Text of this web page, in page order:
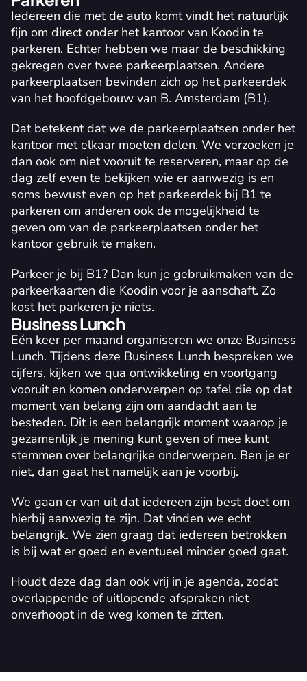
Iedereen die met de auto komt vindt het natuurlijk
fijn om direct onder het kantoor van Koodin te
parkeren. Echter hebben we maar de beschikking
gekregen over twee parkeerplaatsen. Andere
parkeerplaatsen bevinden zich op het parkeerdek
van het hoofdgebouw van B. Amsterdam (B1).
Dat betekent dat we de parkeerplaatsen onder het
kantoor met elkaar moeten delen. We verzoeken je
dan ook om niet vooruit te reserveren, maar op de
dag zelf even te bekijken wie er aanwezig is en
soms bewust even op het parkeerdek bij B1 te
parkeren om anderen ook de mogelijkheid te
geven om van de parkeerplaatsen onder het
kantoor gebruik te maken.
Parkeer je bij B1? Dan kun je gebruikmaken van de
parkeerkaarten die Koodin voor je aanschaft. Zo
kost het parkeren je niets.
Business Lunch
Eén keer per maand organiseren we onze Business
Lunch. Tijdens deze Business Lunch bespreken we
cijfers, kijken we qua ontwikkeling en voortgang
vooruit en komen onderwerpen op tafel die op dat
moment van belang zijn om aandacht aan te
besteden. Dit is een belangrijk moment waarop je
gezamenlijk je mening kunt geven of mee kunt
stemmen over belangrijke onderwerpen. Ben je er
niet, dan gaat het namelijk aan je voorbij.
We gaan er van uit dat iedereen zijn best doet om
hierbij aanwezig te zijn. Dat vinden we echt
belangrijk. We zien graag dat iedereen betrokken
is bij wat er goed en eventueel minder goed gaat.
Houdt deze dag dan ook vrij in je agenda, zodat
overlappende of uitlopende afspraken niet
onverhoopt in de weg komen te zitten.